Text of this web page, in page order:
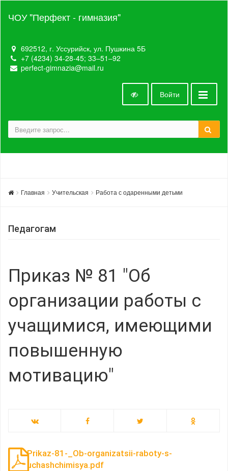
ЧОУ "Перфект - гимназия"
692512, г. Уссурийск, ул. Пушкина 5Б
+7 (4234) 34-28-45; 33‒51‒92
perfect-gimnazia@mail.ru
Войти
Главная Учительская Работа с одаренными детьми
Педагогам
Приказ № 81 "Об
организации работы с
учащимися, имеющими
повышенную
мотивацию"
Prikaz-81-_Ob-organizatsii-raboty-s-
uchashchimisya.pdf